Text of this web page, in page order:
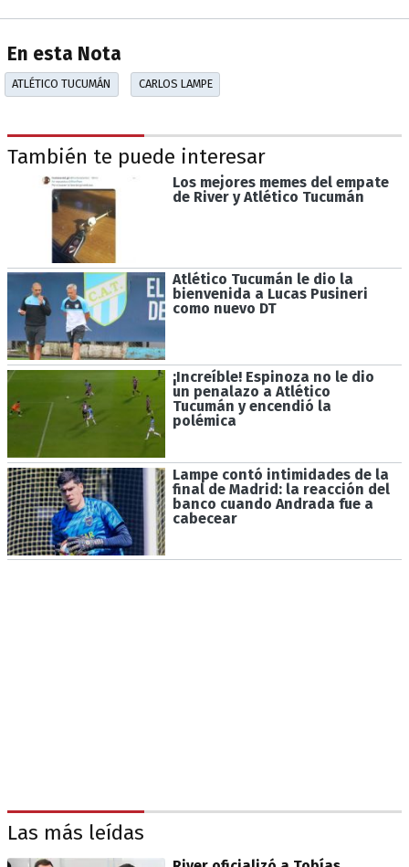
En esta Nota
ATLÉTICO TUCUMÁN CARLOS LAMPE
También te puede interesar
Los mejores memes del empate
de River y Atlético Tucumán
Atlético Tucumán le dio la
bienvenida a Lucas Pusineri
como nuevo DT
¡Increíble! Espinoza no le dio
un penalazo a Atlético
Tucumán y encendió la
polémica
Lampe contó intimidades de la
final de Madrid: la reacción del
banco cuando Andrada fue a
cabecear
Las más leídas